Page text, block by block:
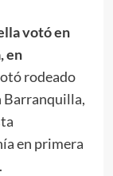
votó en
en
rodeado
Barranquilla,
en primera